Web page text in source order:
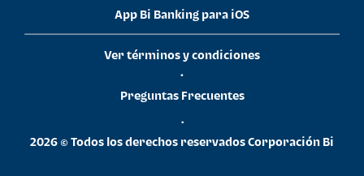
App Bi Banking para iOS
Ver términos y condiciones
•
Preguntas Frecuentes
•
2026 © Todos los derechos reservados Corporación Bi